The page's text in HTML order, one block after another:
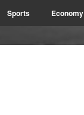
Sports Economy